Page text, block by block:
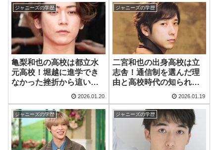
ジャニーズの学歴
亀梨和也の高校は都立水
元高校！堀越に進学でき
なかった挫折から這い上
2026.01.20
ジャニーズの学歴
二宮和也の出身高校は立
志舎！通信制を選んだ理
由と高校時代の知られざ
2026.01.19
ジャニーズの学歴 ジャニーズの学歴